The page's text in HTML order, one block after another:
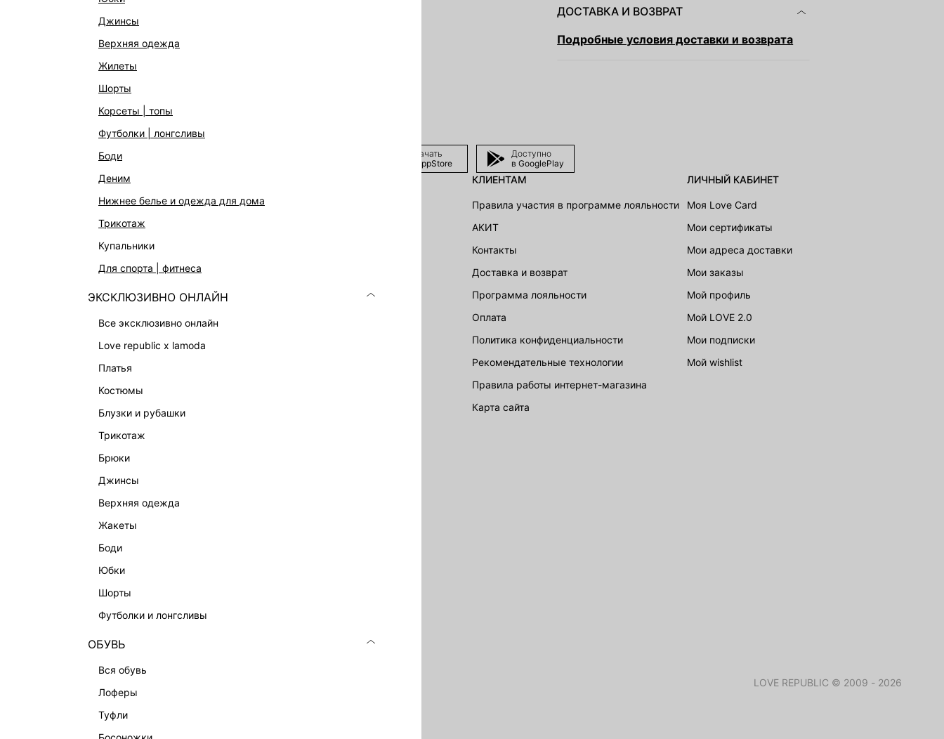
джинсы
верхняя одежда
жилеты
шорты
корсеты | топы
футболки | лонгсливы
боди
деним
нижнее белье и одежда для дома
трикотаж
купальники
для спорта | фитнеса
ЭКСКЛЮЗИВНО ОНЛАЙН
все эксклюзивно онлайн
love republic x lamoda
платья
костюмы
блузки и рубашки
трикотаж
брюки
джинсы
верхняя одежда
жакеты
боди
юбки
шорты
футболки и лонгсливы
ОБУВЬ
вся обувь
лоферы
туфли
ДОСТАВКА И ВОЗВРАТ
Подробные условия доставки и возврата
Скачать
в AppStore
Доступно
в GooglePlay
ОФИСНАЯ КОЛЛЕКЦИЯ
ЭКСКЛЮЗИВНО ОНЛАЙН
АКСЕССУАРЫ | УКРАШЕНИЯ
ФИНАЛЬНАЯ РАСПРОДАЖА
ПОДАРОЧНЫЕ СЕРТИФИКАТЫ
БАЛЬЗАМЫ-ТИНТЫ
ЛИМИТИРОВАННЫЕ КОЛЛЕКЦИИ
КАПСУЛЬНЫЙ ГАРДЕРОБ
В ОТТЕНКАХ СЕРОГО
LOVE REPUBLIC MAISON
Работа в LOVE REPUBLIC
КЛИЕНТАМ
Правила участия в программе лояльности
АКИТ
Контакты
Доставка и возврат
Программа лояльности
Оплата
Политика конфиденциальности
Рекомендательные технологии
Правила работы интернет-магазина
карта сайта
ЛИЧНЫЙ КАБИНЕТ
Моя Love Card
Мои сертификаты
Мои адреса доставки
Мои заказы
Мой профиль
Мой LOVE 2.0
Мои подписки
Мой wishlist
LOVE REPUBLIC © 2009 - 2026